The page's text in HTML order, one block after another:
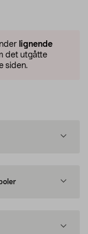
lignende
det utgåtte
siden.